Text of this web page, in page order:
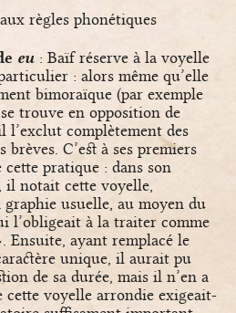
règles phonétiques
eu : Baïf réserve à la voyelle
: alors même qu’elle
bimoraïque (par exemple
trouve en opposition de
l’exclut complètement des
C’est à ses premiers
cette pratique : dans son
il notait cette voyelle,
usuelle, au moyen du
l’obligeait à la traiter comme
Ensuite, ayant remplacé le
unique, il aurait pu
de sa durée, mais il n’en a
voyelle arrondie exigeait-